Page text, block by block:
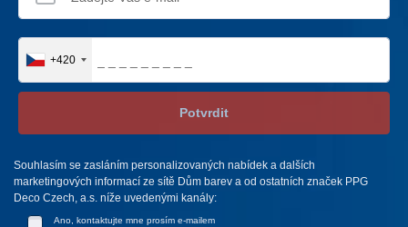
+420
Potvrdit
Souhlasím se zasláním personalizovaných nabídek a dalších
marketingových informací ze sítě Dům barev a od ostatních značek PPG
Deco Czech, a.s. níže uvedenými kanály:
Ano, kontaktujte mne prosím e-mailem